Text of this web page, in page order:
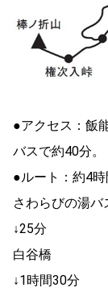
●アクセス：飯
バスで約40分。
●ルート：約4
さわらびの湯バ
↓25分
白谷橋
↓1時間30分